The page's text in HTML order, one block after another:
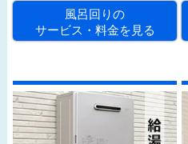
風呂回りの
サービス・料金を見る